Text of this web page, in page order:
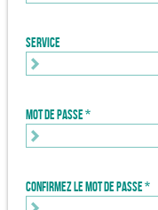
Service
Mot de passe
Confirmez le mot de passe